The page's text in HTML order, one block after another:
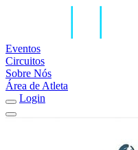
Eventos
Circuitos
Sobre Nós
Área de Atleta
Login